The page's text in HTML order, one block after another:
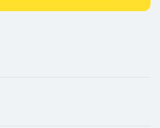
Солнечногорск,